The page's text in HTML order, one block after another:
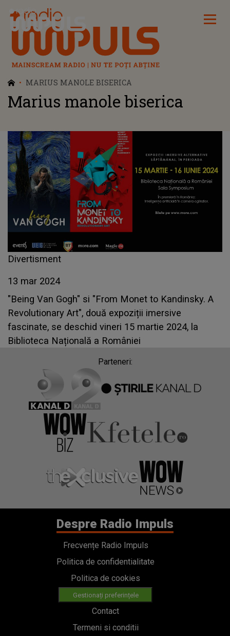
Radio Impuls
MARIUS MANOLE BISERICA
Marius manole biserica
Divertisment
13 mar 2024
"Being Van Gogh" si "From Monet to Kandinsky. A
Revolutionary Art", două expoziții imersive
fascinate, se deschid vineri 15 martie 2024, la
Biblioteca Națională a României
Parteneri:
Despre Radio Impuls
Frecvențe Radio Impuls
Politica de confidentialitate
Politica de cookies
Gestionați preferințele
Contact
Termeni si conditii